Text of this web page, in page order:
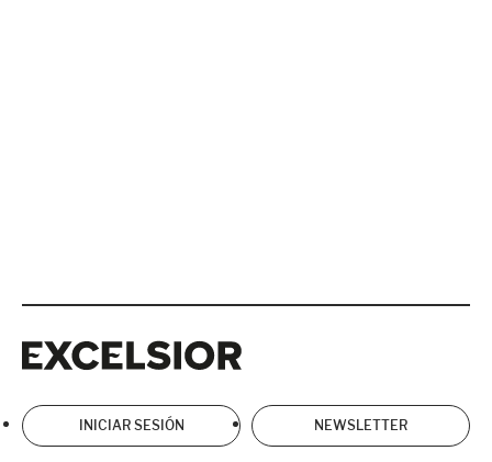
INICIAR SESIÓN NEWSLETTER